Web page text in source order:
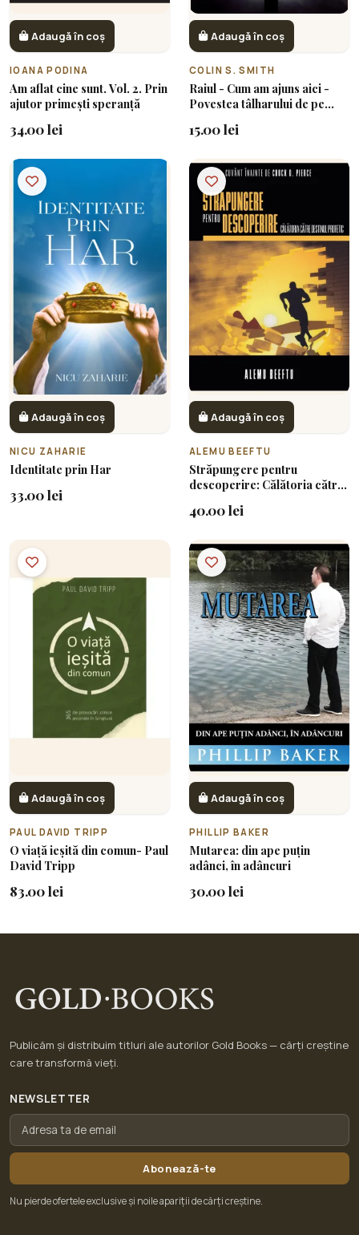
Adaugă în coș
IOANA PODINA
Am aflat cine sunt. Vol. 2. Prin
ajutor primești speranță
34.00 lei
Adaugă în coș
COLIN S. SMITH
Raiul - Cum am ajuns aici -
Povestea tâlharului de pe
15.00 lei
Adaugă în coș
NICU ZAHARIE
Identitate prin Har
33.00 lei
Adaugă în coș
ALEMU BEEFTU
Străpungere pentru
descoperire: Călătoria către
40.00 lei
Adaugă în coș
PAUL DAVID TRIPP
O viață ieșită din comun- Paul
David Tripp
83.00 lei
Adaugă în coș
PHILLIP BAKER
Mutarea: din ape puțin
adânci, în adâncuri
30.00 lei
Publicăm și distribuim titluri ale autorilor Gold Books — cărți creștine
care transformă vieți.
NEWSLETTER
Abonează-te
Nu pierde ofertele exclusive și noile apariții de cărți creștine.